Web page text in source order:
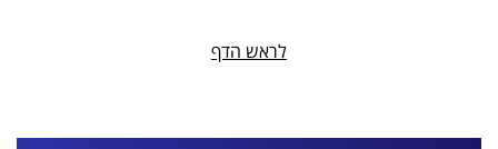
לראש הדף